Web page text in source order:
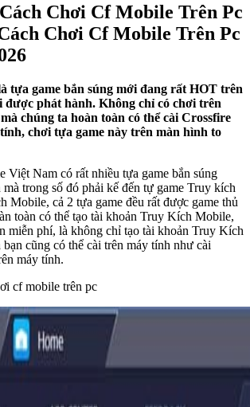
Chơi Cf Mobile Trên Pc
Chơi Cf Mobile Trên Pc
tựa game bắn súng mới đang rất HOT trên
được phát hành. Không chỉ có chơi trên
chúng ta hoàn toàn có thể cài Crossfire
chơi tựa game này trên màn hình to
Việt Nam có rất nhiều tựa game bắn súng
mà trong số đó phải kế đến tự game Truy kích
Mobile, cả 2 tựa game đều rất được game thủ
toàn có thể tạo tài khoản Truy Kích Mobile,
miễn phí, là không chỉ tạo tài khoản Truy Kích
cũng có thể cài trên máy tính như cài
máy tính.
cf mobile trên pc